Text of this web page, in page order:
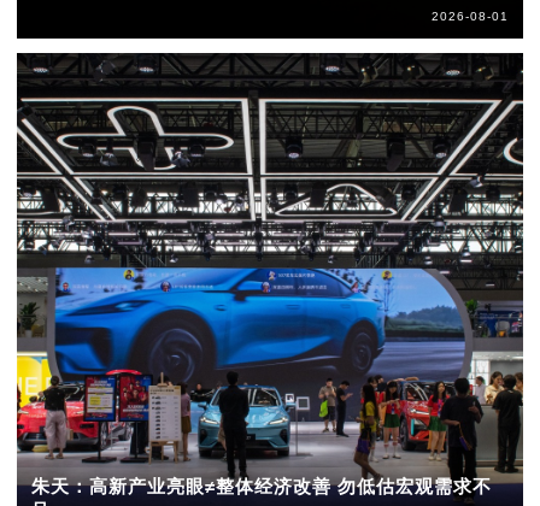
2026-08-01
朱天：高新产业亮眼≠整体经济改善 勿低估宏观需求不